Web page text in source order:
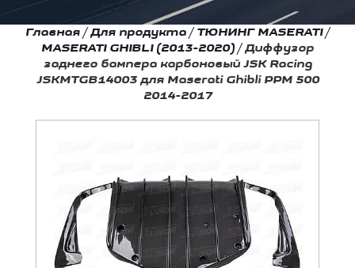
Главная /Для продукта /ТЮНИНГ MASERATI /
MASERATI GHIBLI (2013-2020) /Диффузор
заднего бампера карбоновый JSK Racing
JSKMTGB14003 для Maserati Ghibli PPM 500
2014-2017